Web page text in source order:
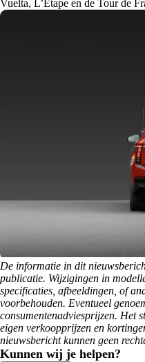
Vuelta, L’Étape en de Tour de
De informatie in dit
publicatie. Wijzigingen in
specificaties, afbeeldingen, of
voorbehouden. Eventueel
consumentenadviesprijzen. Het
eigen verkoopprijzen en
nieuwsbericht kunnen geen
Kunnen wij je helpen?